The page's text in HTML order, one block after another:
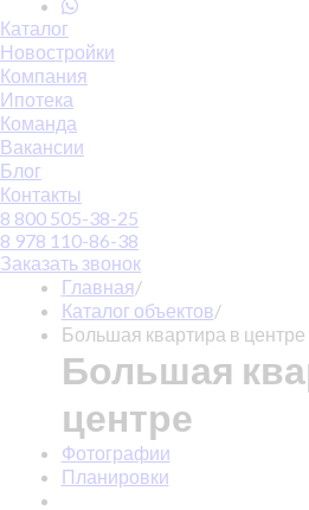
Каталог
Новостройки
Компания
Ипотека
Команда
Вакансии
Блог
Контакты
8 800 505-38-25
8 978 110-86-38
Заказать звонок
Главная/
Каталог объектов/
Большая квартира в центре
Большая
центре
Фотографии
Планировки